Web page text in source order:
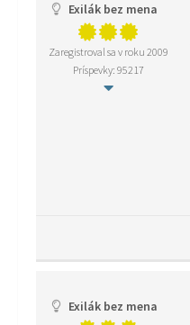
Exilák bez mena
Zaregistroval sa v roku 2009
Príspevky: 95217
Exilák bez mena